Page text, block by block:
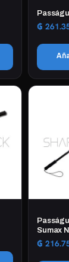
₲
Sumax
₲